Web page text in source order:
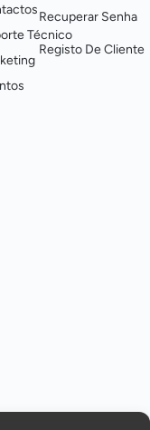
Técnico
Recuperar Senha
Registo De Cliente